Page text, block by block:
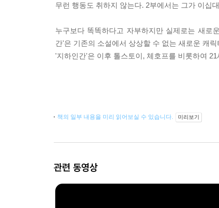
무런 행동도 취하지 않는다. 2부에서는 그가 이십
누구보다 똑똑하다고 자부하지만 실제로는 새로
간'은 기존의 소설에서 상상할 수 없는 새로운 캐
'지하인간'은 이후 톨스토이, 체호프를 비롯하여
책의 일부 내용을 미리 읽어보실 수 있습니다. 미리보기
관련 동영상